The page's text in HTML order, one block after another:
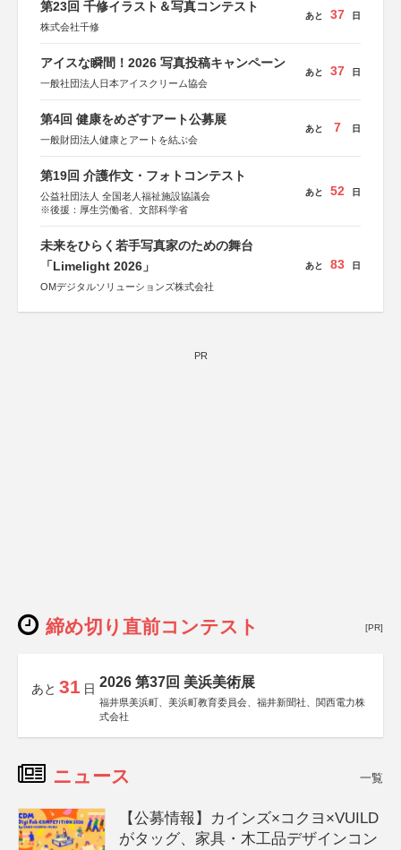
第23回 千修イラスト＆写真コンテスト
株式会社千修
あと 37 日
アイスな瞬間！2026 写真投稿キャンペーン
一般社団法人日本アイスクリーム協会
あと 37 日
第4回 健康をめざすアート公募展
一般財団法人健康とアートを結ぶ会
あと 7 日
第19回 介護作文・フォトコンテスト
公益社団法人 全国老人福祉施設協議会
※後援：厚生労働省、文部科学省
あと 52 日
未来をひらく若手写真家のための舞台
「Limelight 2026」
OMデジタルソリューションズ株式会社
あと 83 日
PR
締め切り直前コンテスト [PR]
あと 31 日 2026 第37回 美浜美術展
福井県美浜町、美浜町教育委員会、福井新聞社、関西電力株
式会社
ニュース 一覧
【公募情報】カインズ×コクヨ×VUILD
がタッグ、家具・木工品デザインコン